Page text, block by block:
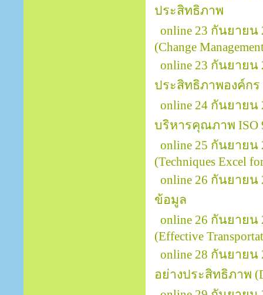
ประสิทธิภาพ
online 23 กันยาย
(Change
online 23 กันยาย
ประสิทธิภาพองค์กร
online 24 กันยาย
บริหารคุณภาพ ISO
online 25 กันยายน
(Techniques Excel
online 26 กันยายน
ข้อมูล
online 26 กันยาย
(Effective
online 28 กันยาย
อย่างประสิทธิภาพ